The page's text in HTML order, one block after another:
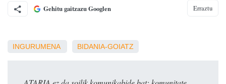
Gehitu gaitzazu Googlen Erraztu
INGURUMENA BIDANIA-GOIATZ